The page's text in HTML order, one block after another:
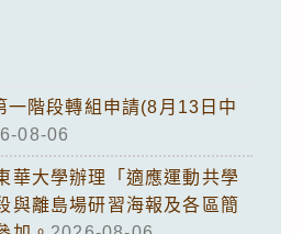
一階段轉組申請(8月13日中
08-06
華大學辦理「適應運動共學
與離島場研習海報及各區簡